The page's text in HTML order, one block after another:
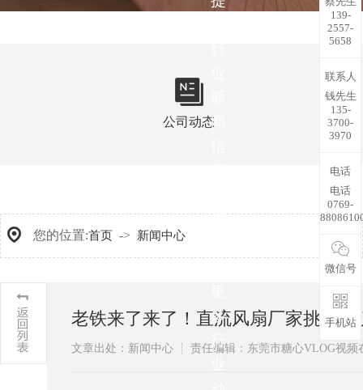
闻
您
多
行
公司动态
您的位置:首页 -> 新闻中心
老铁来了来了！直流风扇厂家挑选
文章出处：新闻中心 责任编辑：东莞市糖心VLOG视
139-
2557-
5658
联系人
钱先生
135-
3700-
3970
电话
电话
0769-
微信号
手机站